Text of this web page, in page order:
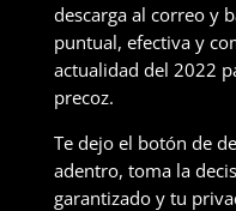
descarga al correo y
puntual, efectiva y
actualidad del 2022
precoz.
Te dejo el botón de
adentro, toma la
garantizado y tu